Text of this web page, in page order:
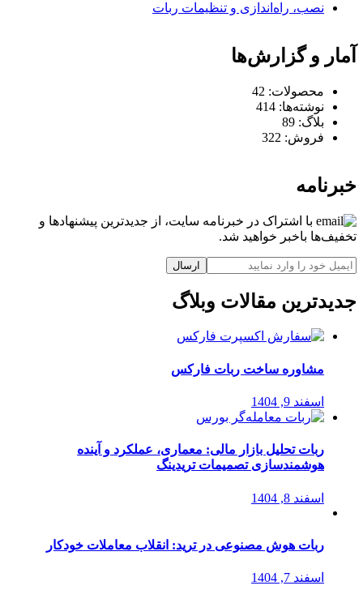
نصب، راه‌اندازی و تنظیمات ربات
آمار و گزارش‌ها
محصولات: 42
نوشته‌ها: 414
بلاگ: 89
فروش: 322
خبرنامه
با اشتراک در خبرنامه سایت، از جدیدترین پیشنهادها و
تخفیف‌ها باخبر خواهید شد.
ارسال
جدیدترین مقالات وبلاگ
مشاوره ساخت ربات فارکس
اسفند 9, 1404
ربات تحلیل بازار مالی: معماری، عملکرد و آینده
هوشمندسازی تصمیمات تریدینگ
اسفند 8, 1404
ربات هوش مصنوعی در ترید: انقلاب معاملات خودکار
اسفند 7, 1404